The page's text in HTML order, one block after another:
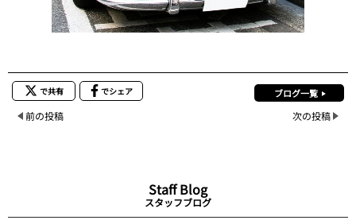
で共有 でシェア ブログ一覧
前の投稿 次の投稿
Staff Blog
スタッフブログ